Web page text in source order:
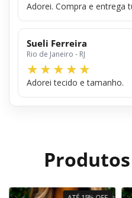
Adorei. Compra e entrega
Sueli Ferreira
Rio de Janeiro - RJ
Adorei tecido e tamanho.